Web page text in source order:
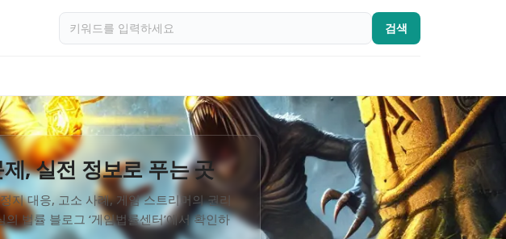
검색
, 실전 정보로 푸는 곳
지 대응, 고소 사례, 게임 스트리머의 권리
법률 블로그 ‘게임법률센터’에서 확인하